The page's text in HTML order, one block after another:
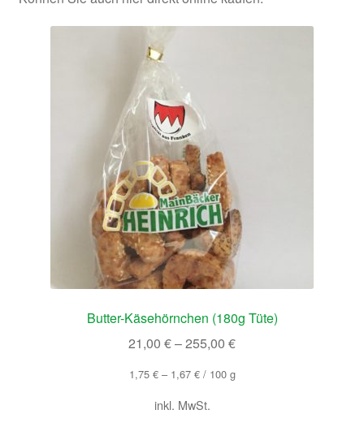
Butter-Käsehörnchen (180g Tüte)
21,00 €–255,00 €
1,75 €– 1,67 €/ 100 g
inkl. MwSt.